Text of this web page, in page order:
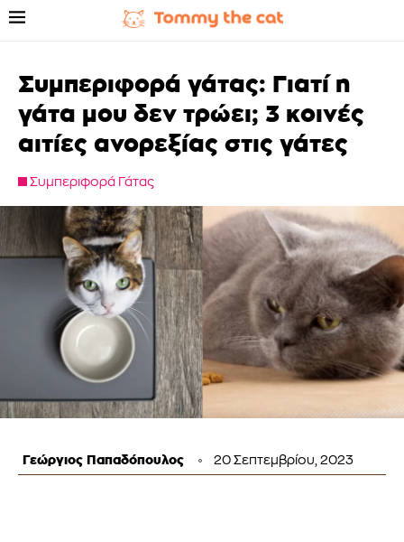
Συμπεριφορά γάτας: Γιατί η
γάτα μου δεν τρώει; 3 κοινές
αιτίες ανορεξίας στις γάτες
Συμπεριφορά Γάτας
Γεώργιος Παπαδόπουλος 20 Σεπτεμβρίου, 2023